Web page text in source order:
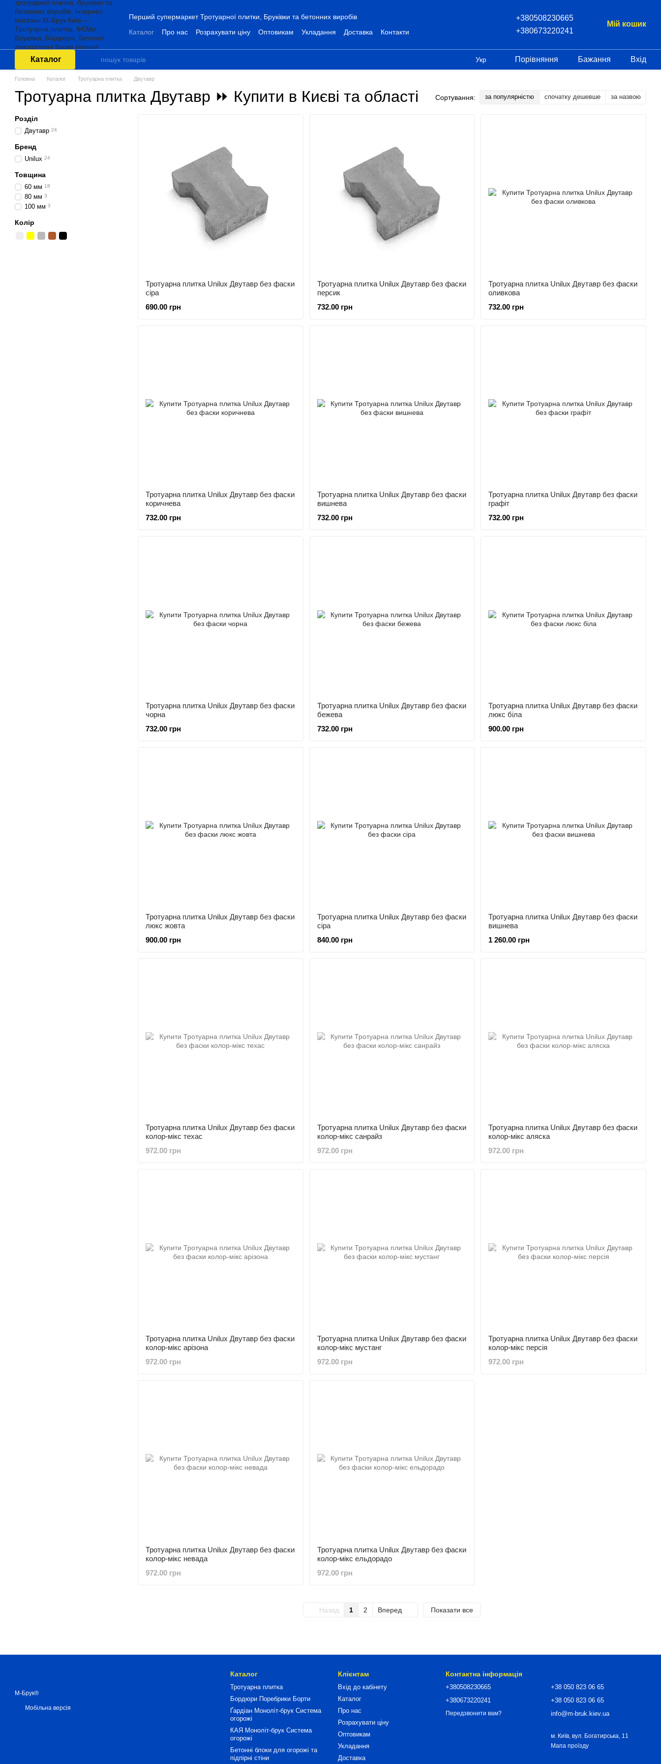
Перейти до основного контенту
Перший супермаркет Тротуарної плитки, Бруківки та бетонних виробів
Каталог
Про нас Розрахувати ціну Оптовикам Укладання Доставка Контакти
+380508230665
+380673220241
Мій кошик
Каталог Укр Порівняння Бажання Вхід
Головна Каталог Тротуарна плитка Двутавр
Тротуарна плитка Двутавр ⏩ Купити в Києві та області Сортування: за популярністю спочатку дешевше за назвою
Тротуарна плитка Unilux Двутавр без фаски
сіра
690.00 грн
Тротуарна плитка Unilux Двутавр без фаски
персик
732.00 грн
Тротуарна плитка Unilux Двутавр без фаски
оливкова
732.00 грн
Тротуарна плитка Unilux Двутавр без фаски
коричнева
732.00 грн
Тротуарна плитка Unilux Двутавр без фаски
вишнева
732.00 грн
Тротуарна плитка Unilux Двутавр без фаски
графіт
732.00 грн
Тротуарна плитка Unilux Двутавр без фаски
чорна
732.00 грн
Тротуарна плитка Unilux Двутавр без фаски
бежева
732.00 грн
Тротуарна плитка Unilux Двутавр без фаски
люкс біла
900.00 грн
Тротуарна плитка Unilux Двутавр без фаски
люкс жовта
900.00 грн
Тротуарна плитка Unilux Двутавр без фаски
сіра
840.00 грн
Тротуарна плитка Unilux Двутавр без фаски
вишнева
1 260.00 грн
Тротуарна плитка Unilux Двутавр без фаски
колор-мікс техас
972.00 грн
Тротуарна плитка Unilux Двутавр без фаски
колор-мікс санрайз
972.00 грн
Тротуарна плитка Unilux Двутавр без фаски
колор-мікс аляска
972.00 грн
Тротуарна плитка Unilux Двутавр без фаски
колор-мікс арізона
972.00 грн
Тротуарна плитка Unilux Двутавр без фаски
колор-мікс мустанг
972.00 грн
Тротуарна плитка Unilux Двутавр без фаски
колор-мікс персія
972.00 грн
Тротуарна плитка Unilux Двутавр без фаски
колор-мікс невада
972.00 грн
Тротуарна плитка Unilux Двутавр без фаски
колор-мікс ельдорадо
972.00 грн
Назад 1 2 Вперед Показати все
Розділ
Двутавр 24
Бренд
Unilux 24
Товщина
60 мм 18
80 мм 3
100 мм 3
Колір
М-Брук®
Мобільна версія
Каталог
Тротуарна плитка
Бордюри Поребрики Борти
Ґардіан Моноліт-брук Система
огорожі
КАЯ Моноліт-брук Система
огорожі
Бетонні блоки для огорожі та
підпірні стіни
Клієнтам
Вхід до кабінету
Каталог
Про нас
Розрахувати ціну
Оптовикам
Укладання
Доставка
Контактна інформація
+380508230665
+380673220241
Передзвонити вам?
+38 050 823 06 65
+38 050 823 06 65
info@m-bruk.kiev.ua
м. Київ, вул. Богатирська, 11
Мапа проїзду